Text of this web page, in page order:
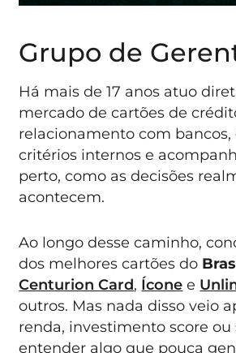
Grupo de
Há mais de 17 anos atuo
mercado de cartões de
relacionamento com
critérios internos e
perto, como as decisões
acontecem.
Ao longo desse caminho,
dos melhores cartões do
Centurion Card, Ícone e
outros. Mas nada disso veio
renda, investimento score ou
entender algo que pouca